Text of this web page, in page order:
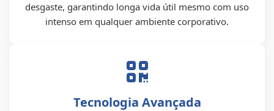
desgaste, garantindo longa vida útil mesmo com uso
intenso em qualquer ambiente corporativo.
Tecnologia Avançada